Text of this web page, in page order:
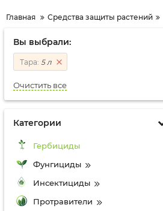
Главная Средства защиты растений
Вы выбрали:
Тара: 5 л
Очистить все
Категории
Гербициды
Фунгициды
Инсектициды
Протравители